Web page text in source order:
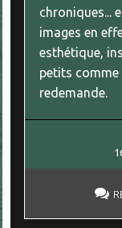
chroniques...
images en
esthétique,
petits comme
redemande.